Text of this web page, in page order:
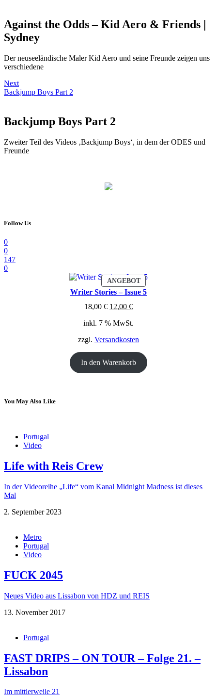
Against the Odds – Kid Aero & Friends |
Sydney
Der neuseeländische Maler Kid Aero und seine Freunde zeigen uns
verschiedene
Next
Backjump Boys Part 2
Backjump Boys Part 2
Zweiter Teil des Videos ‚Backjump Boys‘, in dem der ODES und
Freunde
Follow Us
0
0
147
0
ANGEBOTPRODUKT
IM
ANGEBOT
Writer Stories – Issue 5
18,00€ Ursprünglicher
war:
12,00 €Aktueller
ist:
inkl. 7 % MwSt.
zzgl. Versandkosten
In den Warenkorb
You May Also Like
Portugal
Video
Life with Reis Crew
In der Videoreihe „Life“ vom Kanal Midnight Madness ist dieses
Mal
2. September 2023
Metro
Portugal
Video
FUCK 2045
Neues Video aus Lissabon von HDZ und REIS
13. November 2017
Portugal
FAST DRIPS – ON TOUR – Folge 21. –
Lissabon
Im mittlerweile 21